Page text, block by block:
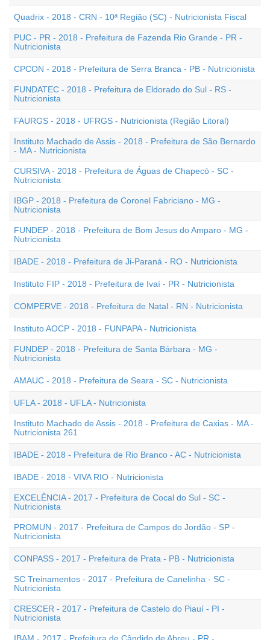
Quadrix - 2018 - CRN - 10ª Região (SC) - Nutricionista Fiscal
PUC - PR - 2018 - Prefeitura de Fazenda Rio Grande - PR -
Nutricionista
CPCON - 2018 - Prefeitura de Serra Branca - PB - Nutricionista
FUNDATEC - 2018 - Prefeitura de Eldorado do Sul - RS -
Nutricionista
FAURGS - 2018 - UFRGS - Nutricionista (Região Litoral)
Instituto Machado de Assis - 2018 - Prefeitura de São Bernardo
- MA - Nutricionista
CURSIVA - 2018 - Prefeitura de Águas de Chapecó - SC -
Nutricionista
IBGP - 2018 - Prefeitura de Coronel Fabriciano - MG -
Nutricionista
FUNDEP - 2018 - Prefeitura de Bom Jesus do Amparo - MG -
Nutricionista
IBADE - 2018 - Prefeitura de Ji-Paraná - RO - Nutricionista
Instituto FIP - 2018 - Prefeitura de Ivaí - PR - Nutricionista
COMPERVE - 2018 - Prefeitura de Natal - RN - Nutricionista
Instituto AOCP - 2018 - FUNPAPA - Nutricionista
FUNDEP - 2018 - Prefeitura de Santa Bárbara - MG -
Nutricionista
AMAUC - 2018 - Prefeitura de Seara - SC - Nutricionista
UFLA - 2018 - UFLA - Nutricionista
Instituto Machado de Assis - 2018 - Prefeitura de Caxias - MA -
Nutricionista 261
IBADE - 2018 - Prefeitura de Rio Branco - AC - Nutricionista
IBADE - 2018 - VIVA RIO - Nutricionista
EXCELÊNCIA - 2017 - Prefeitura de Cocal do Sul - SC -
Nutricionista
PROMUN - 2017 - Prefeitura de Campos do Jordão - SP -
Nutricionista
CONPASS - 2017 - Prefeitura de Prata - PB - Nutricionista
SC Treinamentos - 2017 - Prefeitura de Canelinha - SC -
Nutricionista
CRESCER - 2017 - Prefeitura de Castelo do Piauí - PI -
Nutricionista